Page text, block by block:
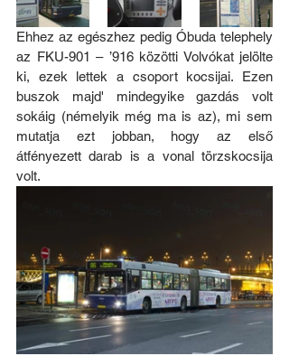
Ehhez az egészhez pedig Óbuda telephely
az FKU-901 – ’916 közötti Volvókat jelölte
ki, ezek lettek a csoport kocsijai. Ezen
buszok majd' mindegyike gazdás volt
sokáig (némelyik még ma is az), mi sem
mutatja ezt jobban, hogy az első
átfényezett darab is a vonal törzskocsija
volt.